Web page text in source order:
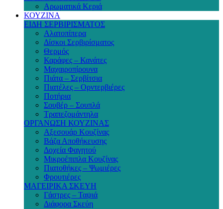
Αρωματικά Κεριά
ΚΟΥΖΙΝΑ
ΕΙΔΗ ΣΕΡΒΙΡΙΣΜΑΤΟΣ
Αλατοπίπερα
Δίσκοι Σερβιρίσματος
Θερμός
Καράφες – Κανάτες
Μαχαιροπίρουνα
Πιάτα – Σερβίτσια
Πιατέλες – Ορντερβιέρες
Ποτήρια
Σουβέρ – Σουπλά
Τραπεζομάντηλα
ΟΡΓΑΝΩΣΗ ΚΟΥΖΙΝΑΣ
Αξεσουάρ Κουζίνας
Βάζα Αποθήκευσης
Δοχεία Φαγητού
Μικροέπιπλα Κουζίνας
Πιατοθήκες – Ψωμιέρες
Φρουτιέρες
ΜΑΓΕΙΡΙΚΑ ΣΚΕΥΗ
Γάστρες – Ταψιά
Διάφορα Σκεύη